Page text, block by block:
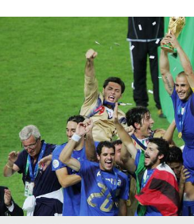
Cerca
Whistleblowing
Area
Media
Contatti